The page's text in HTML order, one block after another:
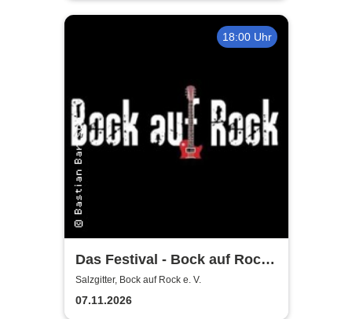
18:00 Uhr
Das Festival - Bock auf Rock
gemeinnütziger e. V.
Salzgitter, Bock auf Rock e. V.
07.11.2026